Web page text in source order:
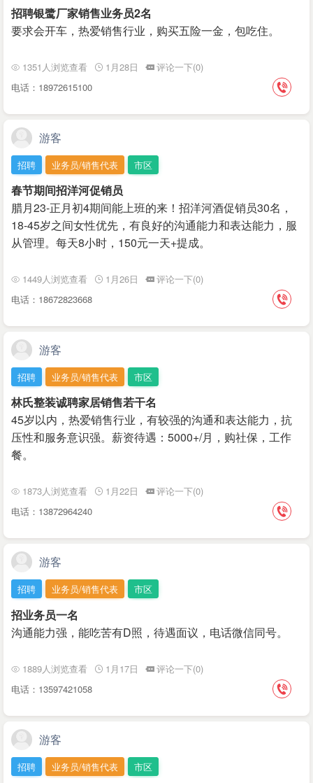
招聘银鹭厂家销售业务员2名
要求会开车，热爱销售行业，购买五险一金，包吃住。
1351人浏览查看 1月28日
评论一下(0)
电话：18972615100
游客
招聘 业务员/销售代表 市区
春节期间招洋河促销员
腊月23-正月初4期间能上班的来！招洋河酒促销员30名，
18-45岁之间女性优先，有良好的沟通能力和表达能力，服
从管理。每天8小时，150元一天+提成。
1449人浏览查看 1月26日
评论一下(0)
电话：18672823668
游客
招聘 业务员/销售代表 市区
林氏整装诚聘家居销售若干名
45岁以内，热爱销售行业，有较强的沟通和表达能力，抗
压性和服务意识强。薪资待遇：5000+/月，购社保，工作
餐。
1873人浏览查看 1月22日
评论一下(0)
电话：13872964240
游客
招聘 业务员/销售代表 市区
招业务员一名
沟通能力强，能吃苦有D照，待遇面议，电话微信同号。
1889人浏览查看 1月17日
评论一下(0)
电话：13597421058
游客
招聘 业务员/销售代表 市区